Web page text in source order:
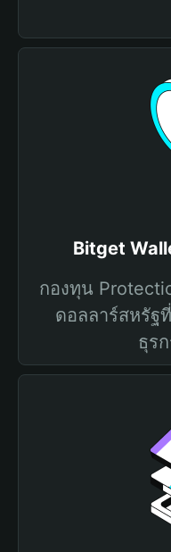
Bitget
กองทุน
ดอลลาร์สหรัฐ
ธุร